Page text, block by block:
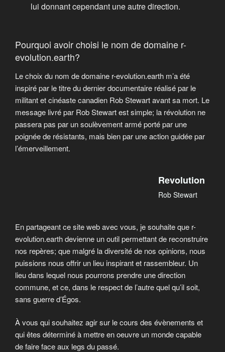
lui donnant cependant une autre direction.
Pourquoi avoir choisi le nom de domaine r-
evolution.earth?
Le choix du nom de domaine r-evolution.earth m’a été
inspiré par le titre du dernier documentaire réalisé par le
militant et cinéaste canadien Rob Stewart avant sa mort. Le
message livré par Rob Stewart est simple; la révolution ne
passera pas par un soulèvement armé porté par une
poignée de résistants, mais bien par une action guidée par
l’émerveillement.
Revolution
Rob Stewart
En partageant ce site web avec vous, je souhaite que r-
evolution.earth devienne un outil permettant de reconstruire
nos repères; que malgré la diversité de nos opinions, nous
puissions nous offrir un lieu inspirant et rassembleur. Un
lieu dans lequel nous pourrons prendre une direction
commune, et ce, dans le respect de l’autre quel qu’il soit,
sans guerre d’Égos.
À vous qui souhaitez agir sur le cours des évènements et
qui êtes déterminé à mettre en oeuvre un monde capable
de faire face aux legs du passé.